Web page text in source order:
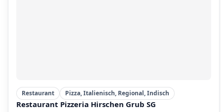
Restaurant Pizza, Italienisch, Regional, Indisch
Restaurant Pizzeria Hirschen Grub SG